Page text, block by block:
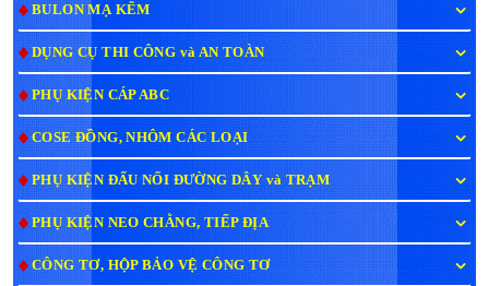
BULON MẠ KẼM
DỤNG CỤ THI CÔNG và AN TOÀN
PHỤ KIỆN CÁP ABC
COSE ĐỒNG, NHÔM CÁC LOẠI
PHỤ KIỆN ĐẤU NỐI ĐƯỜNG DÂY và TRẠM
PHỤ KIỆN NEO CHẰNG, TIẾP ĐỊA
CÔNG TƠ, HỘP BẢO VỆ CÔNG TƠ